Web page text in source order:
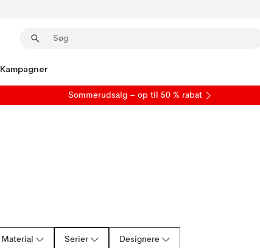
Kampagner
Sommerudsalg – op til 50 % rabat
Material Serier Designere